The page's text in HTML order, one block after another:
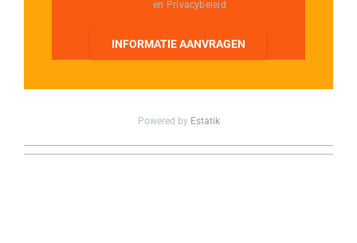
en Privacybeleid
INFORMATIE AANVRAGEN
Powered by Estatik